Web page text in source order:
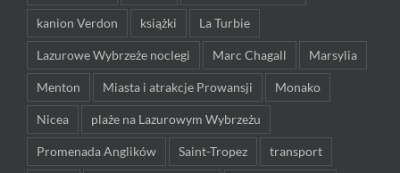
kanion Verdon książki La Turbie
Lazurowe Wybrzeże noclegi Marc Chagall Marsylia
Menton Miasta i atrakcje Prowansji Monako
Nicea plaże na Lazurowym Wybrzeżu
Promenada Anglików Saint-Tropez transport